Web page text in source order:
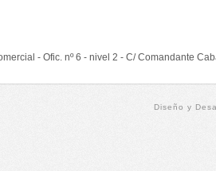
- Ofic. nº 6 - nivel 2 - C/ Comandante
Diseño y